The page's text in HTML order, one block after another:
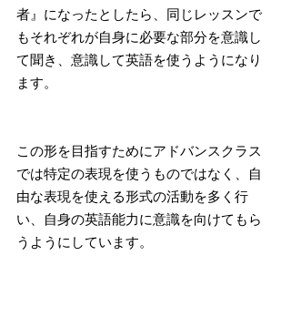
者』になったとしたら、同じレッスンで
もそれぞれが自身に必要な部分を意識し
て聞き、意識して英語を使うようになり
ます。
この形を目指すためにアドバンスクラス
では特定の表現を使うものではなく、自
由な表現を使える形式の活動を多く行
い、自身の英語能力に意識を向けてもら
うようにしています。